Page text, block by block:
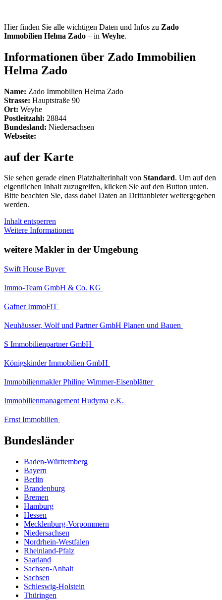
Hier finden Sie alle wichtigen Daten und Infos zu Zado
Immobilien Helma Zado – in Weyhe.
Informationen über Zado Immobilien
Helma Zado
Name: Zado Immobilien Helma Zado
Strasse: Hauptstraße 90
Ort: Weyhe
Postleitzahl: 28844
Bundesland: Niedersachsen
Webseite:
auf der Karte
Sie sehen gerade einen Platzhalterinhalt von Standard. Um auf den
eigentlichen Inhalt zuzugreifen, klicken Sie auf den Button unten.
Bitte beachten Sie, dass dabei Daten an Drittanbieter weitergegeben
werden.
Inhalt entsperren
Weitere Informationen
weitere Makler in der Umgebung
Swift House Buyer
Immo-Team GmbH & Co. KG
Gafner ImmoFiT
Neuhäusser, Wolf und Partner GmbH Planen und Bauen
S Immobilienpartner GmbH
Königskinder Immobilien GmbH
Immobilienmakler Philine Wimmer-Eisenblätter
Immobilienmanagement Hudyma e.K.
Ernst Immobilien
Bundesländer
Baden-Württemberg
Bayern
Berlin
Brandenburg
Bremen
Hamburg
Hessen
Mecklenburg-Vorpommern
Niedersachsen
Nordrhein-Westfalen
Rheinland-Pfalz
Saarland
Sachsen-Anhalt
Sachsen
Schleswig-Holstein
Thüringen